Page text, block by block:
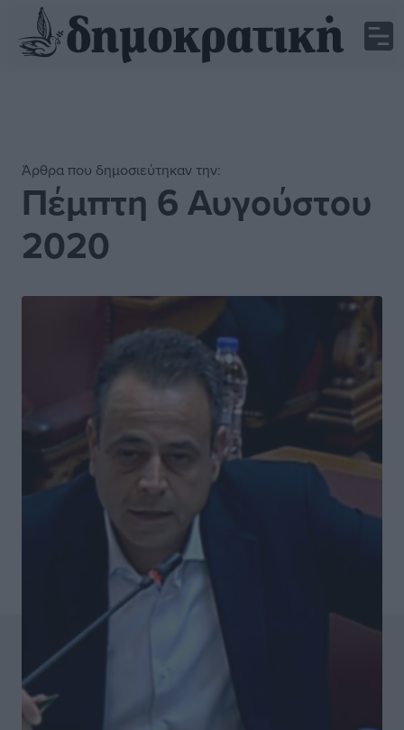
Άρθρα που δημοσιεύτηκαν την:
Πέμπτη 6 Αυγούστου
2020